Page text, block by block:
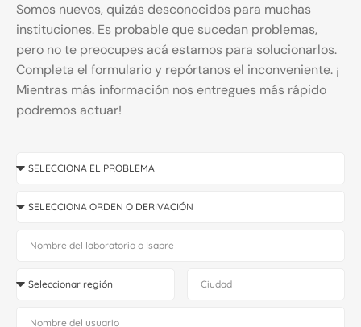
Somos nuevos, quizás desconocidos para muchas
instituciones. Es probable que sucedan problemas,
pero no te preocupes acá estamos para solucionarlos.
Completa el formulario y repórtanos el inconveniente. ¡
Mientras más información nos entregues más rápido
podremos actuar!